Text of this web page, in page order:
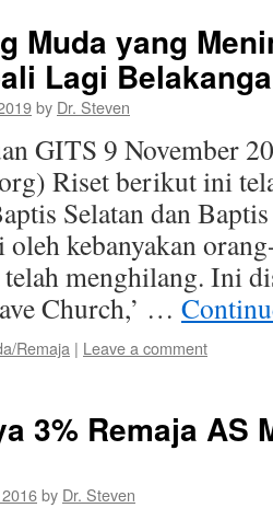
Muda yang
Lagi
by Dr. Steven
GITS 9 November
Riset berikut ini
Selatan dan
oleh kebanyakan
menghilang. Ini
Church,’ …
Remaja | Leave a comment
3% Remaja AS
by Dr. Steven